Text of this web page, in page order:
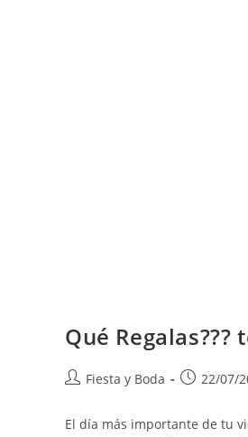
Qué
Fiesta y Boda 22/07/
El día más importante de tu